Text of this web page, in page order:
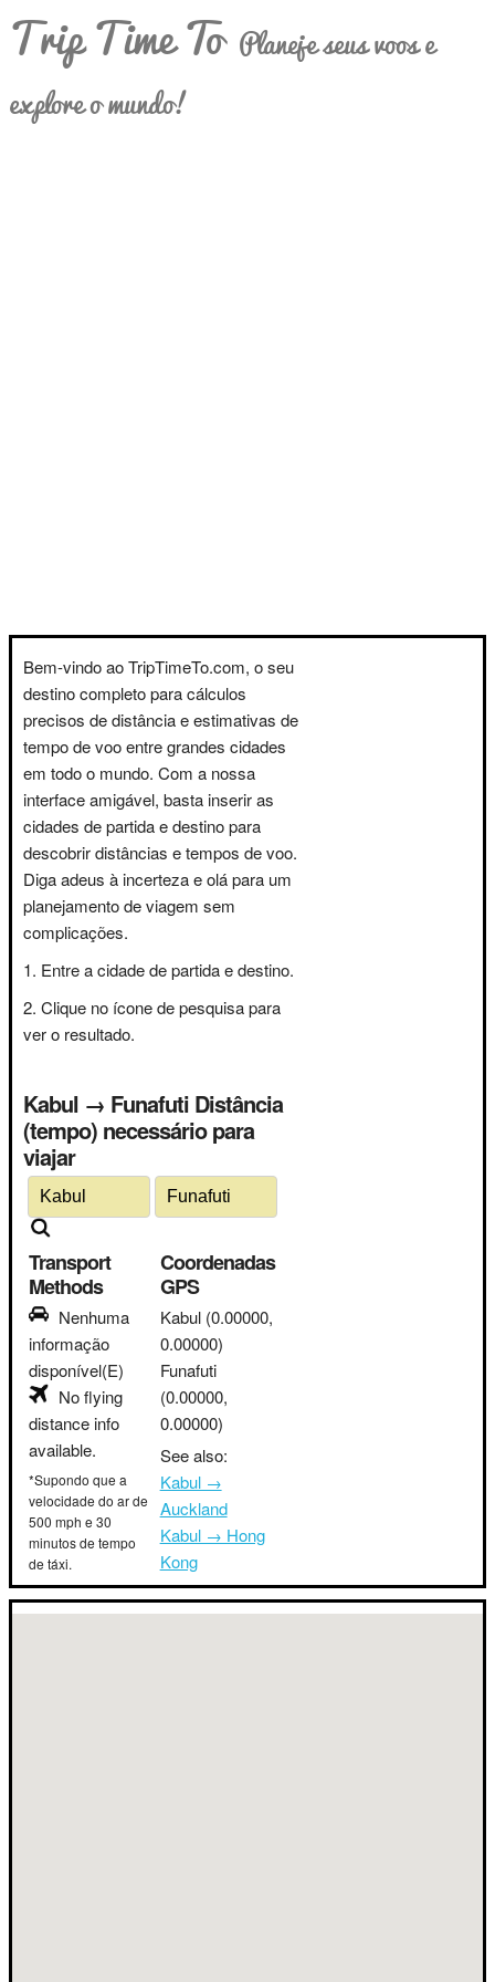
Trip Time To Planeje seus voos e
explore o mundo!
Bem-vindo ao TripTimeTo.com, o seu
destino completo para cálculos
precisos de distância e estimativas de
tempo de voo entre grandes cidades
em todo o mundo. Com a nossa
interface amigável, basta inserir as
cidades de partida e destino para
descobrir distâncias e tempos de voo.
Diga adeus à incerteza e olá para um
planejamento de viagem sem
complicações.
Entre a cidade de partida e destino.
Clique no ícone de pesquisa para
ver o resultado.
Kabul → Funafuti Distância
(tempo) necessário para
viajar
Transport
Methods
Nenhuma
informação
disponível(E)
No flying
distance info
available.
*Supondo que a
velocidade do ar de
500 mph e 30
minutos de tempo
de táxi.
Coordenadas
GPS
Kabul (0.00000,
0.00000)
Funafuti
(0.00000,
0.00000)
See also:
Kabul →
Auckland
Kabul → Hong
Kong